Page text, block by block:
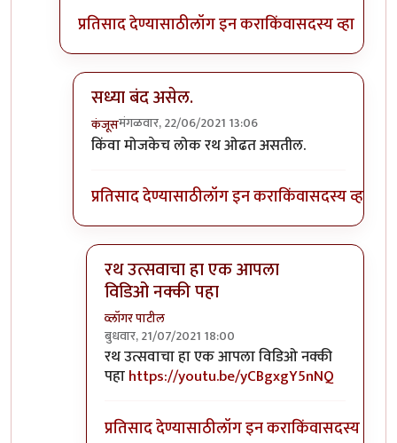
प्रतिसाद देण्यासाठीलॉग इन कराकिंवासदस्य व्हा
सध्या बंद असेल.
कंजूसमंगळवार, 22/06/2021 13:06
In reply toरथयात्रेचा व्हिडिओbyकपिलमुनी
किंवा मोजकेच लोक रथ ओढत असतील.
प्रतिसाद देण्यासाठीलॉग इन कराकिंवासदस्य व्हा
रथ उत्सवाचा हा एक आपला
विडिओ नक्की पहा
व्लॉगर पाटील
बुधवार, 21/07/2021 18:00
In reply toसध्या बंद असेल.byकंजूस
रथ उत्सवाचा हा एक आपला विडिओ नक्की
पहाhttps://youtu.be/yCBgxgY5nNQ
प्रतिसाद देण्यासाठीलॉग इन कराकिंवासदस्य व्हा